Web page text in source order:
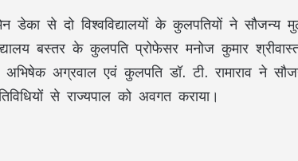
डेका से दो विश्वविद्यालयों के कुलपतियों ने
बस्तर के कुलपति प्रोफेसर मनोज कुमार
अग्रवाल एवं कुलपति डॉ. टी. रामाराव ने
से राज्यपाल को अवगत कराया।